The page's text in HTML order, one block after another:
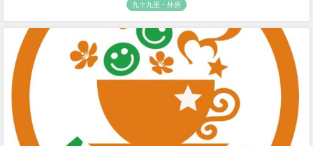
九十九里・外房